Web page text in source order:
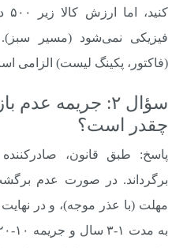
فیزیکی نمی‌شود (مسیر
(فاکتور، پکینگ لیست) الزامی
سؤال ۲: جریمه
چقدر است؟
برگرداند. در صورت عدم
مهلت (با عذر موجه)، و در